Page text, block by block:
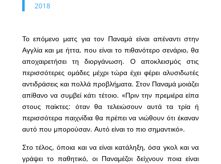
2018
Το επόμενο ματς για τον Παναμά είναι απέναντι στην
Αγγλία και με ήττα, που είναι το πιθανότερο σενάριο, θα
αποχαιρετήσει τη διοργάνωση. Ο αποκλεισμός στις
περισσότερες ομάδες μέχρι τώρα έχει φέρει αλυσιδωτές
αντιδράσεις και πολλά προβλήματα. Στον Παναμά μοιάζει
απίθανο να συμβεί κάτι τέτοιο. «Πριν την πρεμιέρα είπα
στους παίκτες: όταν θα τελειώσουν αυτά τα τρία ή
περισσότερα παιχνίδια θα πρέπει να νιώθουν ότι έκαναν
αυτό που μπορούσαν. Αυτό είναι το πιο σημαντικό».
Στο τέλος, όποια και να είναι κατάληξη, όσα γκολ και να
γράψει το παθητικό, οι Παναμέζοι δείχνουν ποια είναι